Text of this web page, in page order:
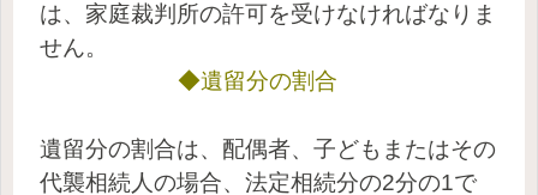
は、家庭裁判所の許可を受けなければなりま
せん。
◆遺留分の割合
遺留分の割合は、配偶者、子どもまたはその
代襲相続人の場合、法定相続分の2分の1で